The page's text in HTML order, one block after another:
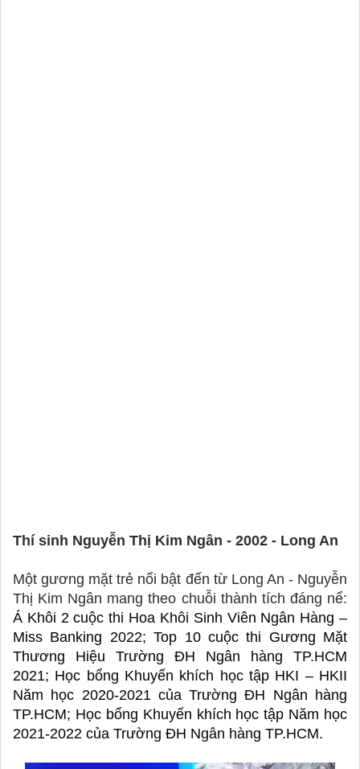
Thí sinh Nguyễn Thị Kim Ngân - 2002 - Long An
Một gương mặt trẻ nổi bật đến từ Long An - Nguyễn
Á Khôi 2 cuộc thi Hoa Khôi Sinh Viên Ngân Hàng –
Miss Banking 2022; Top 10 cuộc thi Gương Mặt
Thương Hiệu Trường ĐH Ngân hàng TP.HCM
2021; Học bổng Khuyến khích học tập HKI – HKII
Năm học 2020-2021 của Trường ĐH Ngân hàng
TP.HCM; Học bổng Khuyến khích học tập Năm học
2021-2022 của Trường ĐH Ngân hàng TP.HCM.